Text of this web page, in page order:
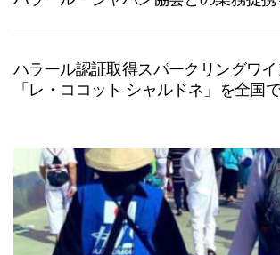
ハラール認証取得スパークリングワ
「レ・ココット シャルドネ」を全国